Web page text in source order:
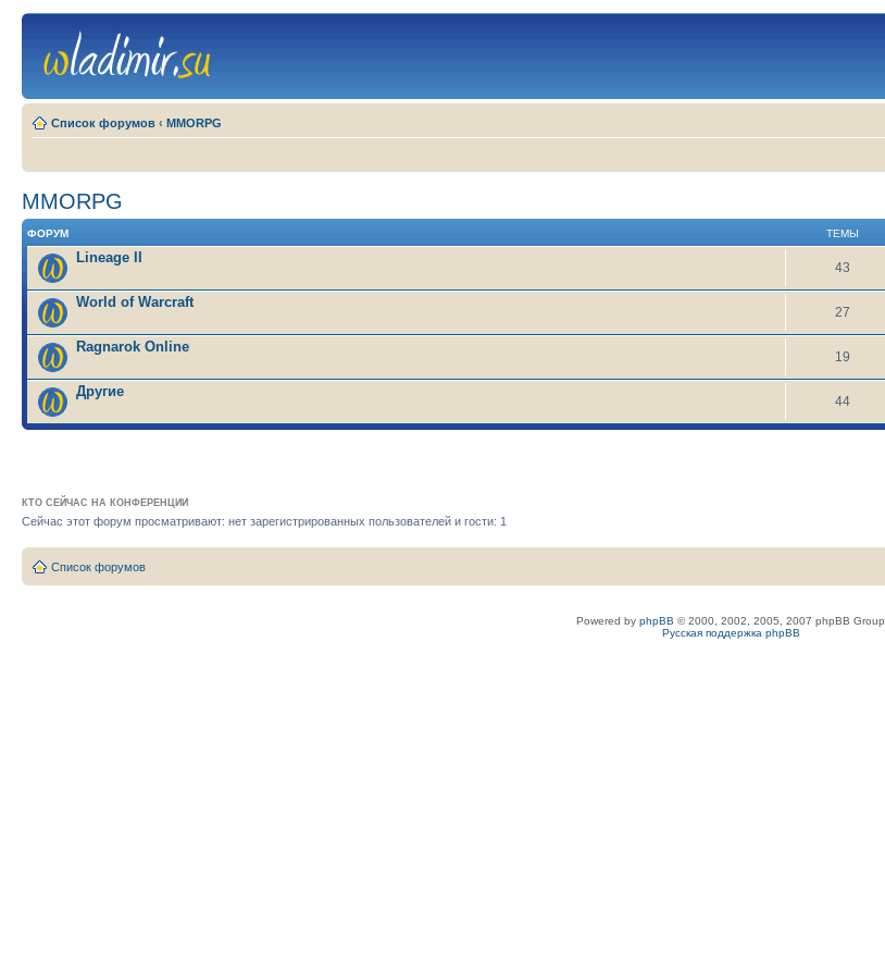
Список форумов ‹ MMORPG
MMORPG
ФОРУМ ТЕМЫ
Lineage II
43
World of Warcraft
27
Ragnarok Online
19
Другие
44
КТО СЕЙЧАС НА КОНФЕРЕНЦИИ
Сейчас этот форум просматривают: нет зарегистрированных пользователей и гости: 1
Список форумов
Powered by phpBB © 2000, 2002, 2005, 2007 phpBB Group
Русская поддержка phpBB